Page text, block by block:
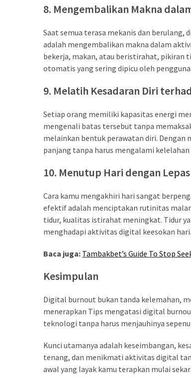
8. Mengembalikan Makna
Saat semua terasa mekanis dan
adalah mengembalikan makna dalam
bekerja, makan, atau beristirahat, pikiran
otomatis yang sering dipicu oleh
9. Melatih Kesadaran Diri
Setiap orang memiliki kapasitas energi
mengenali batas tersebut tanpa
melainkan bentuk perawatan diri. Dengan
panjang tanpa harus mengalami
10. Menutup Hari dengan
Cara kamu mengakhiri hari sangat
efektif adalah menciptakan rutinitas
tidur, kualitas istirahat meningkat. Tidur
menghadapi aktivitas digital keesokan hari.
Baca juga: Tambakbet’s Guide To Stop
Kesimpulan
Digital burnout bukan tanda kelemahan,
menerapkan Tips mengatasi digital
teknologi tanpa harus menjauhinya
Kunci utamanya adalah keseimbangan,
tenang, dan menikmati aktivitas digital
awal yang layak kamu terapkan mulai